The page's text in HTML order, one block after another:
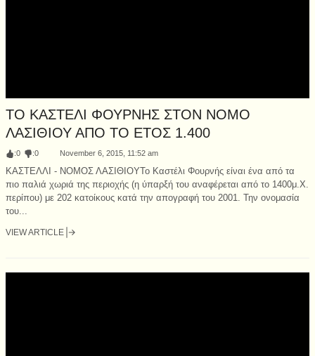
ΤΟ ΚΑΣΤΕΛΙ ΦΟΥΡΝΗΣ ΣΤΟΝ ΝΟΜΟ
ΛΑΣΙΘΙΟΥ ΑΠΟ ΤΟ ΕΤΟΣ 1.400
:0 :0 November 6, 2015, 11:52 am
ΚΑΣΤΕΛΛΙ - ΝΟΜΟΣ ΛΑΣΙΘΙΟΥΤο Καστέλι Φουρνής είναι ένα από τα
πιο παλιά χωριά της περιοχής (η ύπαρξή του αναφέρεται από το 1400μ.Χ.
περίπου) με 202 κατοίκους κατά την απογραφή του 2001. Την ονομασία
του...
VIEW ARTICLE